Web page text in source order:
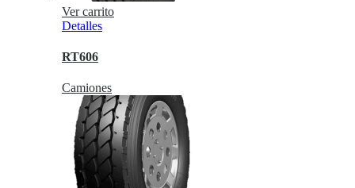
Ver carrito
Detalles
RT606
Camiones